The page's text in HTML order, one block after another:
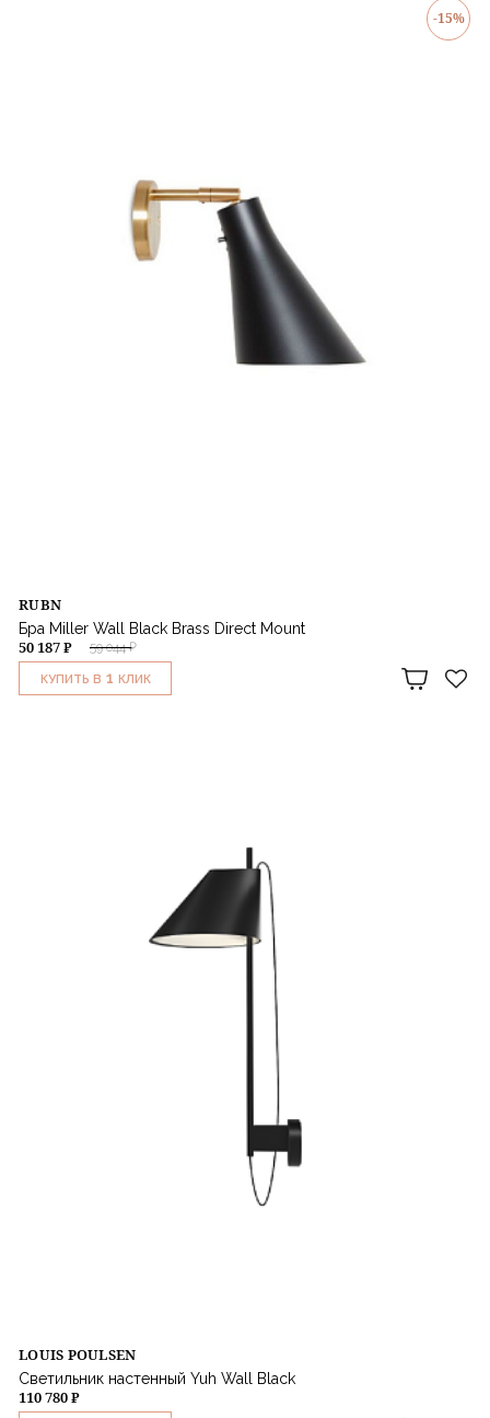
-15%
RUBN
Бра Miller Wall Black Brass Direct Mount
59 044 ₽
50 187 ₽
КУПИТЬ В 1 КЛИК
LOUIS POULSEN
Светильник настенный Yuh Wall Black
110 780 ₽